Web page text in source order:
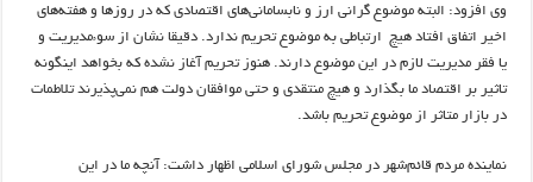
وی افزود: البته موضوع گرانی ارز و نابسامانی‌های اقتصادی که در روزها و هفته‌های
اخیر اتفاق افتاد هیچ ارتباطی به موضوع تحریم ندارد. دقیقا نشان از سوء‌مدیریت و
یا فقر مدیریت لازم در این موضوع دارند. هنوز تحریم آغاز نشده که بخواهد اینگونه
تاثیر بر اقتصاد ما بگذارد و هیچ منتقدی و حتی موافقان دولت هم نمی‌پذیرند تلاطمات
در بازار متاثر از موضوع تحریم باشد.
نماینده مردم قائم‌شهر در مجلس شورای اسلامی اظهار داشت: آنچه ما در این